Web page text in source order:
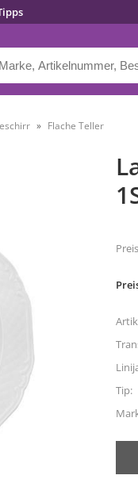
Flache Teller
Tip: